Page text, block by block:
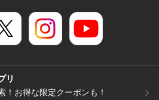
リ
！お得な限定クーポンも！